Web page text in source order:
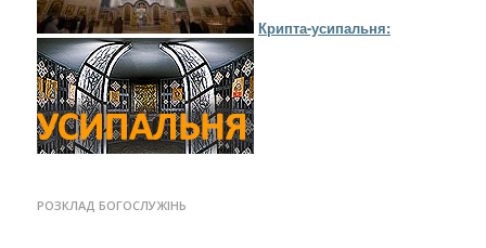
Крипта-усипальня:
РОЗКЛАД БОГОСЛУЖІНЬ